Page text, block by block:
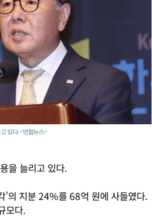
있다. <연합뉴스>
을 늘리고 있다.
의 지분 24%를 68억 원에 사들였다.
모다.